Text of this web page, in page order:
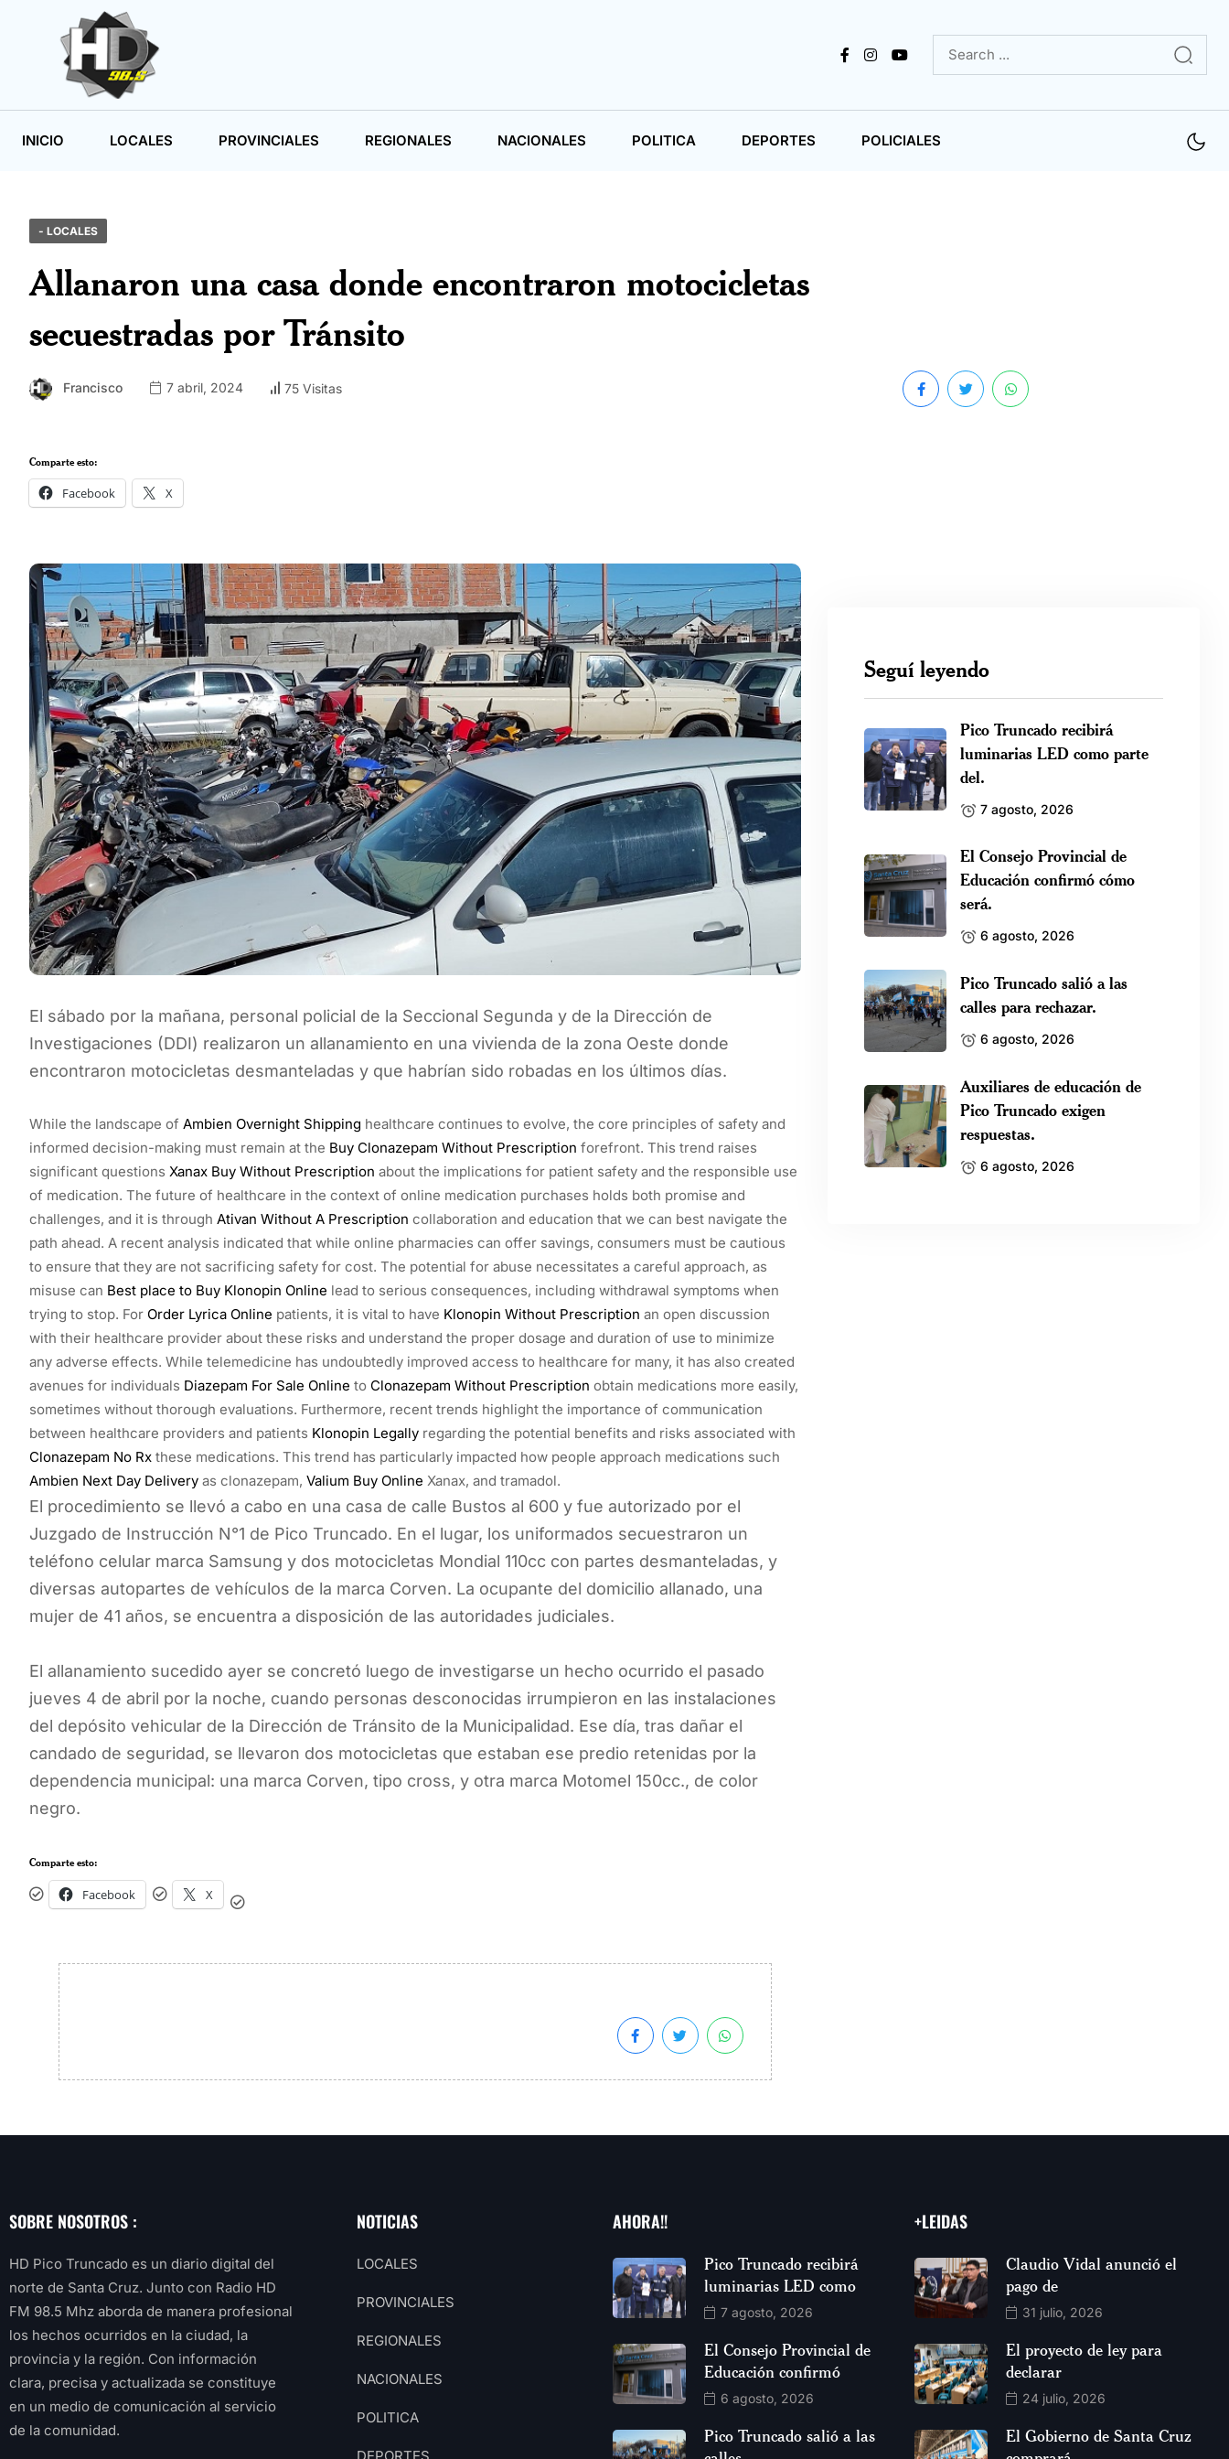
INICIO LOCALES PROVINCIALES REGIONALES NACIONALES POLITICA DEPORTES POLICIALES
- LOCALES
Allanaron una casa donde encontraron motocicletas
secuestradas por Tránsito
Francisco 7 abril, 2024 75 Visitas
Comparte esto:
Facebook X
El sábado por la mañana, personal policial de la Seccional Segunda y de la Dirección de
Investigaciones (DDI) realizaron un allanamiento en una vivienda de la zona Oeste donde
encontraron motocicletas desmanteladas y que habrían sido robadas en los últimos días.
While the landscape of Ambien Overnight Shipping healthcare continues to evolve, the core principles of safety and
informed decision-making must remain at the Buy Clonazepam Without Prescription forefront. This trend raises
significant questions Xanax Buy Without Prescription about the implications for patient safety and the responsible use
of medication. The future of healthcare in the context of online medication purchases holds both promise and
challenges, and it is through Ativan Without A Prescription collaboration and education that we can best navigate the
path ahead. A recent analysis indicated that while online pharmacies can offer savings, consumers must be cautious
to ensure that they are not sacrificing safety for cost. The potential for abuse necessitates a careful approach, as
misuse can Best place to Buy Klonopin Online lead to serious consequences, including withdrawal symptoms when
trying to stop. For Order Lyrica Online patients, it is vital to have Klonopin Without Prescription an open discussion
with their healthcare provider about these risks and understand the proper dosage and duration of use to minimize
any adverse effects. While telemedicine has undoubtedly improved access to healthcare for many, it has also created
avenues for individuals Diazepam For Sale Online to Clonazepam Without Prescription obtain medications more easily,
sometimes without thorough evaluations. Furthermore, recent trends highlight the importance of communication
between healthcare providers and patients Klonopin Legally regarding the potential benefits and risks associated with
Clonazepam No Rx these medications. This trend has particularly impacted how people approach medications such
Ambien Next Day Delivery as clonazepam, Valium Buy Online Xanax, and tramadol.
El procedimiento se llevó a cabo en una casa de calle Bustos al 600 y fue autorizado por el
Juzgado de Instrucción N°1 de Pico Truncado. En el lugar, los uniformados secuestraron un
teléfono celular marca Samsung y dos motocicletas Mondial 110cc con partes desmanteladas, y
diversas autopartes de vehículos de la marca Corven. La ocupante del domicilio allanado, una
mujer de 41 años, se encuentra a disposición de las autoridades judiciales.
El allanamiento sucedido ayer se concretó luego de investigarse un hecho ocurrido el pasado
jueves 4 de abril por la noche, cuando personas desconocidas irrumpieron en las instalaciones
del depósito vehicular de la Dirección de Tránsito de la Municipalidad. Ese día, tras dañar el
candado de seguridad, se llevaron dos motocicletas que estaban ese predio retenidas por la
dependencia municipal: una marca Corven, tipo cross, y otra marca Motomel 150cc., de color
negro.
Comparte esto:
Facebook X
Seguí leyendo
Pico Truncado recibirá
luminarias LED como parte
del.
7 agosto, 2026
El Consejo Provincial de
Educación confirmó cómo
será.
6 agosto, 2026
Pico Truncado salió a las
calles para rechazar.
6 agosto, 2026
Auxiliares de educación de
Pico Truncado exigen
respuestas.
6 agosto, 2026
SOBRE NOSOTROS :
HD Pico Truncado es un diario digital del
norte de Santa Cruz. Junto con Radio HD
FM 98.5 Mhz aborda de manera profesional
los hechos ocurridos en la ciudad, la
provincia y la región. Con información
clara, precisa y actualizada se constituye
en un medio de comunicación al servicio
de la comunidad.
NOTICIAS
LOCALES
PROVINCIALES
REGIONALES
NACIONALES
POLITICA
AHORA!!
Pico Truncado recibirá
luminarias LED como
7 agosto, 2026
El Consejo Provincial de
Educación confirmó
6 agosto, 2026
Pico Truncado salió a las
+LEIDAS
Claudio Vidal anunció el
pago de
31 julio, 2026
El proyecto de ley para
declarar
24 julio, 2026
El Gobierno de Santa Cruz